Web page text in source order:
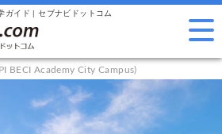
ガイド | セブナビドットコム
BECI Academy City Campus)